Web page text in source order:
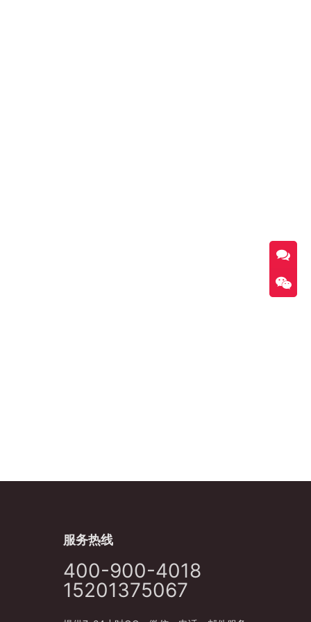
服务热线
400-900-4018
15201375067